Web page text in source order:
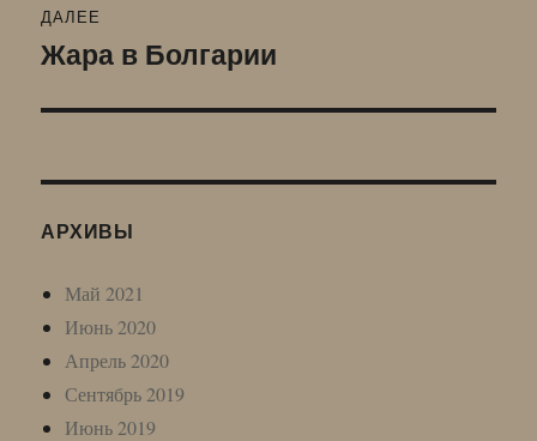
ДАЛЕЕ
Следующая
Жара в Болгарии
АРХИВЫ
Май 2021
Июнь 2020
Апрель 2020
Сентябрь 2019
Июнь 2019